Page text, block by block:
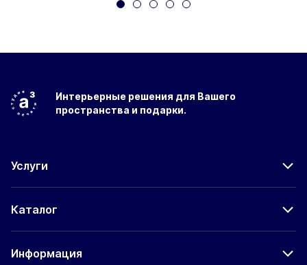
Интерьерные решения для Вашего
пространства и подарки.
Услуги
Каталог
Информация